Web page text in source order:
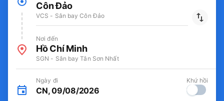
Côn Đảo
VCS - Sân bay Côn Đảo
Nơi đến
Hồ Chí Minh
SGN - Sân bay Tân Sơn Nhất
Ngày đi
CN, 09/08/2026
Khứ hồi